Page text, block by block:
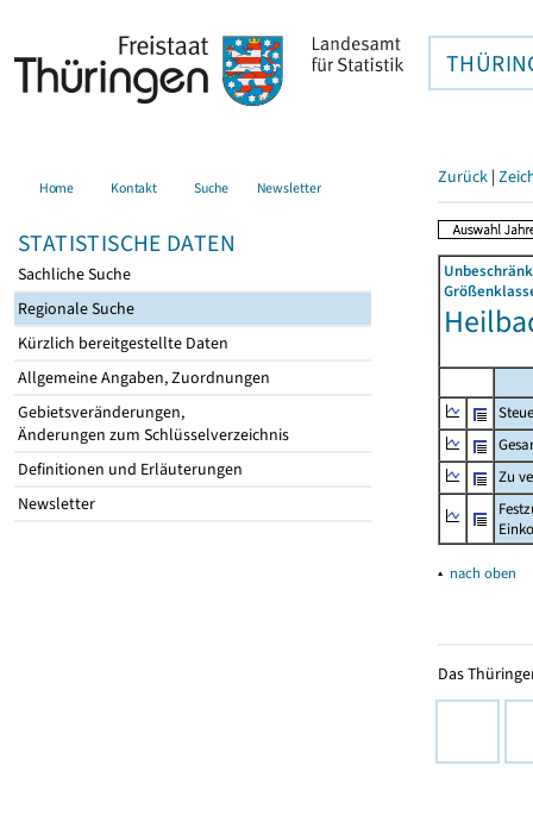
Home Kontakt Suche Newsletter
STATISTISCHE DATEN
Sachliche Suche
Regionale Suche
Kürzlich bereitgestellte Daten
Allgemeine Angaben, Zuordnungen
Gebietsveränderungen,
Änderungen zum Schlüsselverzeichnis
Definitionen und Erläuterungen
Newsletter
Zurück |
Zu
▴ nach oben
Das